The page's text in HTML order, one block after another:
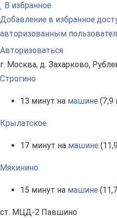
В избранное
Добавление в избранное
авторизованным
Авторизоваться
г. Москва, д. Захарково,
Строгино
13 минут на машине (7,9
Крылатское
17 минут на машине
Мякинино
15 минут на машине
ст. МЦД-2 Павшино